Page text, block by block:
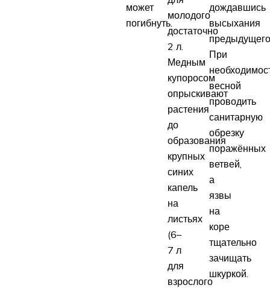
может
погибнуть.
молодого
достаточно
2 л.
Медным
купоросом
опрыскивают
растения
до
образования
крупных
синих
капель
на
листьях
(6–
7 л
для
взрослого
дождавшись
высыхания
При
весной
проводить
санитарную
обрезку
поражённых
ветвей,
а
язвы
на
коре
тщательно
зачищать
шкуркой.